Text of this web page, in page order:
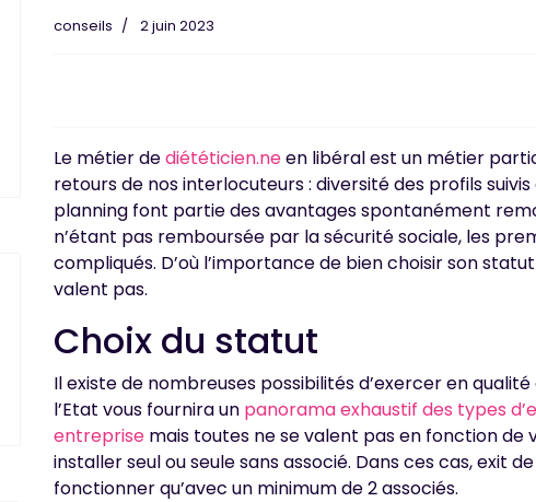
conseils 2 juin 2023
Le métier dediététicien.neen libéral est un métier
retours de nos interlocuteurs : diversité des profils
planning font partie des avantages spontanément
n’étant pas remboursée par la sécurité sociale, les
compliqués. D’où l’importance de bien choisir son
valent pas.
Choix du statut
Il existe de nombreuses possibilités d’exercer en qualité
l’Etat vous fournira un panorama exhaustif des types
entreprise mais toutes ne se valent pas en fonction de
installer seul ou seule sans associé. Dans ces cas, exit
fonctionner qu’avec un minimum de 2 associés.